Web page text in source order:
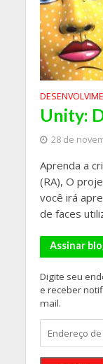
Unity:
28 de
Aprenda a
(RA), O
você irá
de faces
Assinar
Digite seu
e receber
mail.
de
e-